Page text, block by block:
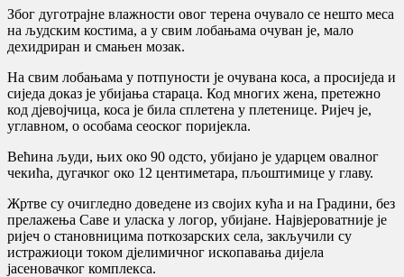
Због дуготрајне влажности овог терена очувало се нешто меса
на људским костима, а у свим лобањама очуван је, мало
дехидриран и смањен мозак.
На свим лобањама у потпуности је очувана коса, а просиједа и
сиједа доказ је убијања стараца. Код многих жена, претежно
код дјевојчица, коса је била сплетена у плетенице. Ријеч је,
углавном, о особама сеоског поријекла.
Већина људи, њих око 90 одсто, убијано је ударцем овалног
чекића, дугачког око 12 центиметара, пљоштимице у главу.
Жртве су очигледно доведене из својих кућа и на Градини, без
прелажења Саве и уласка у логор, убијане. Највјероватније је
ријеч о становницима поткозарских села, закључили су
истражиоци током дјелимичног ископавања дијела
јасеновачког комплекса.